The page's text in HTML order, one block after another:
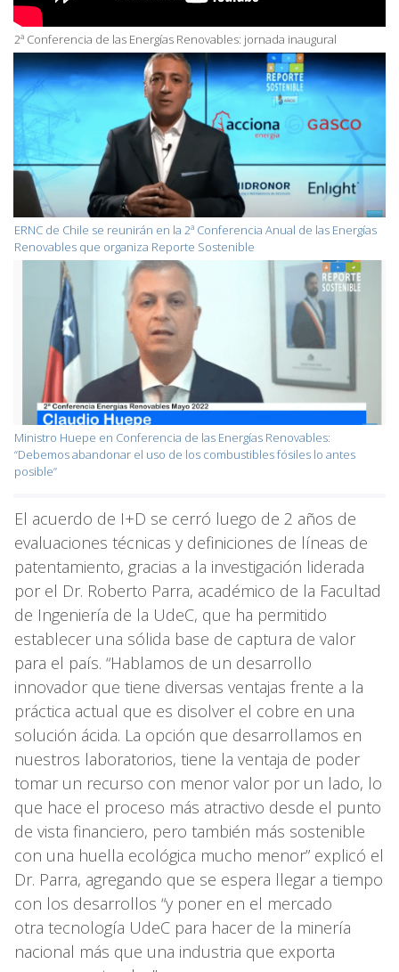
2ª Conferencia de las Energías Renovables: jornada inaugural
ERNC de Chile se reunirán en la 2ª Conferencia Anual de las Energías
Renovables que organiza Reporte Sostenible
Ministro Huepe en Conferencia de las Energías Renovables:
“Debemos abandonar el uso de los combustibles fósiles lo antes
posible”
El acuerdo de I+D se cerró luego de 2 años de
evaluaciones técnicas y definiciones de líneas de
patentamiento, gracias a la investigación liderada
por el Dr. Roberto Parra, académico de la Facultad
de Ingeniería de la UdeC, que ha permitido
establecer una sólida base de captura de valor
para el país. “Hablamos de un desarrollo
innovador que tiene diversas ventajas frente a la
práctica actual que es disolver el cobre en una
solución ácida. La opción que desarrollamos en
nuestros laboratorios, tiene la ventaja de poder
tomar un recurso con menor valor por un lado, lo
que hace el proceso más atractivo desde el punto
de vista financiero, pero también más sostenible
con una huella ecológica mucho menor” explicó el
Dr. Parra, agregando que se espera llegar a tiempo
con los desarrollos “y poner en el mercado
otra tecnología UdeC para hacer de la minería
nacional más que una industria que exporta